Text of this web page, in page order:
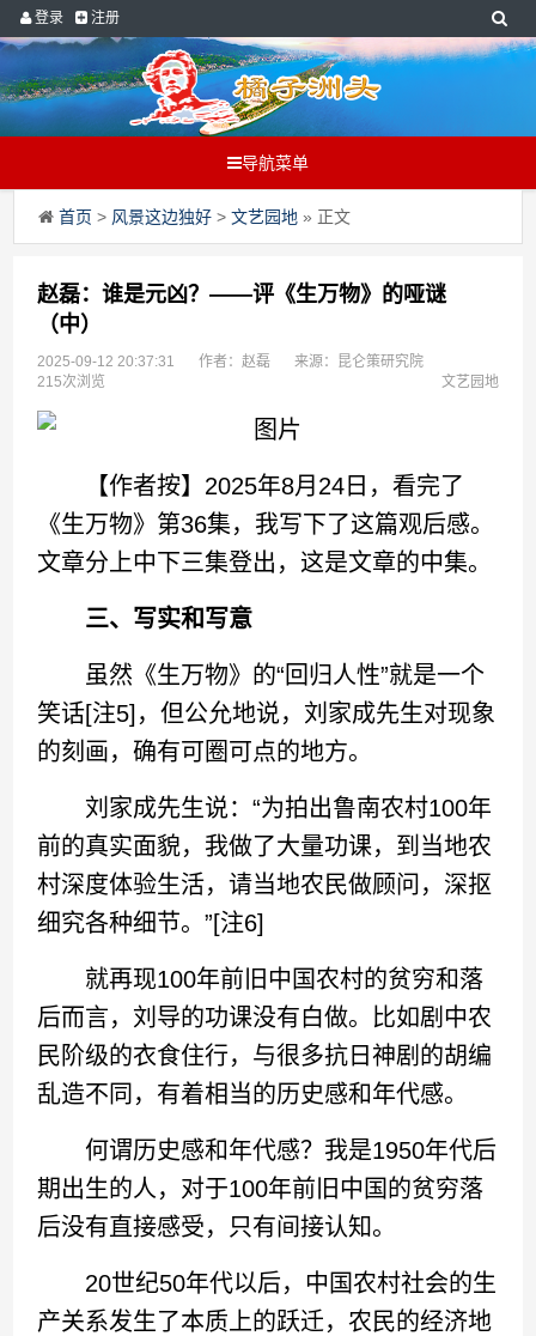
登录 注册
导航菜单
首页 > 风景这边独好 >文艺园地 » 正文
赵磊：谁是元凶？——评《生万物》的哑谜
（中）
2025-09-12 20:37:31 作者：赵磊
来源：昆仑策研究院
215次浏览
文艺园地
【作者按】2025年8月24日，看完了
《生万物》第36集，我写下了这篇观后感。
文章分上中下三集登出，这是文章的中集。
三、写实和写意
虽然《生万物》的“回归人性”就是一个
笑话[注5]，但公允地说，刘家成先生对现象
的刻画，确有可圈可点的地方。
刘家成先生说：“为拍出鲁南农村100年
前的真实面貌，我做了大量功课，到当地农
村深度体验生活，请当地农民做顾问，深抠
细究各种细节。”[注6]
就再现100年前旧中国农村的贫穷和落
后而言，刘导的功课没有白做。比如剧中农
民阶级的衣食住行，与很多抗日神剧的胡编
乱造不同，有着相当的历史感和年代感。
何谓历史感和年代感？我是1950年代后
期出生的人，对于100年前旧中国的贫穷落
后没有直接感受，只有间接认知。
20世纪50年代以后，中国农村社会的生
产关系发生了本质上的跃迁，农民的经济地